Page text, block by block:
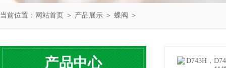
当前位置： 网站首页 ＞ 产品展示 ＞ 蝶阀 ＞
产品中心